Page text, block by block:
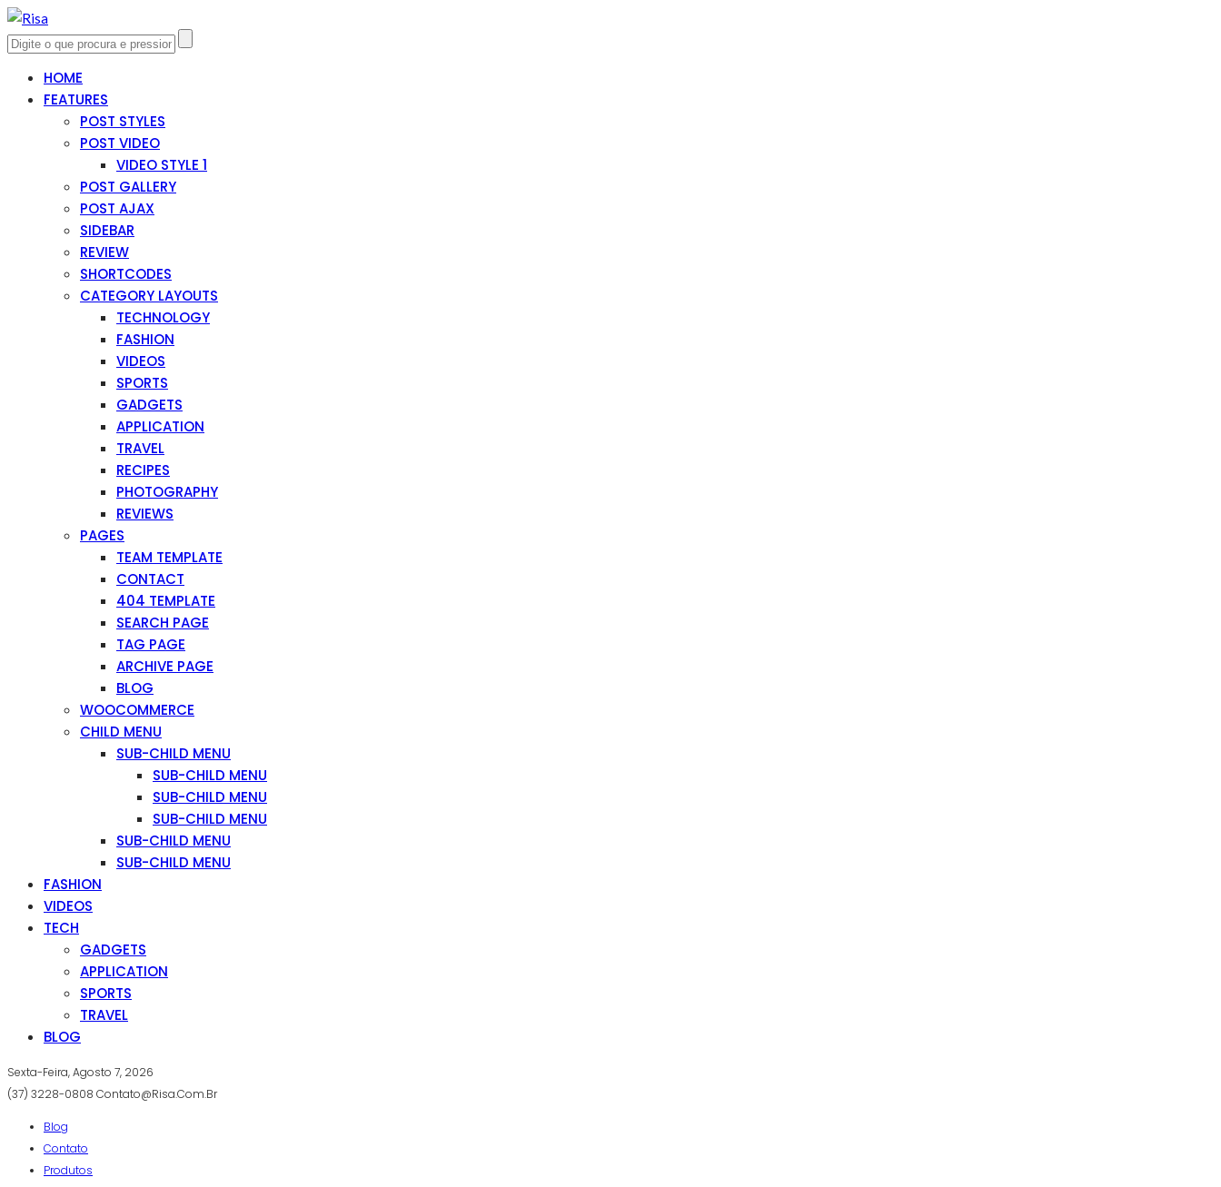
HOME
FEATURES
POST STYLES
POST VIDEO
VIDEO STYLE 1
POST GALLERY
POST AJAX
SIDEBAR
REVIEW
SHORTCODES
CATEGORY LAYOUTS
TECHNOLOGY
FASHION
VIDEOS
SPORTS
GADGETS
APPLICATION
TRAVEL
RECIPES
PHOTOGRAPHY
REVIEWS
PAGES
TEAM TEMPLATE
CONTACT
404 TEMPLATE
SEARCH PAGE
TAG PAGE
ARCHIVE PAGE
BLOG
WOOCOMMERCE
CHILD MENU
SUB-CHILD MENU
SUB-CHILD MENU
SUB-CHILD MENU
SUB-CHILD MENU
SUB-CHILD MENU
SUB-CHILD MENU
FASHION
VIDEOS
TECH
GADGETS
APPLICATION
SPORTS
TRAVEL
BLOG
Sexta-Feira, Agosto 7, 2026
(37) 3228-0808 Contato@risa.com.br
Blog
Contato
Produtos